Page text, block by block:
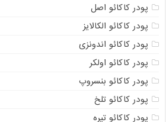
پودر کاکائو اصل
پودر کاکائو الکالایز
پودر کاکائو اندونزی
پودر کاکائو اولکر
پودر کاکائو بنسروپ
پودر کاکائو تلخ
پودر کاکائو تیره